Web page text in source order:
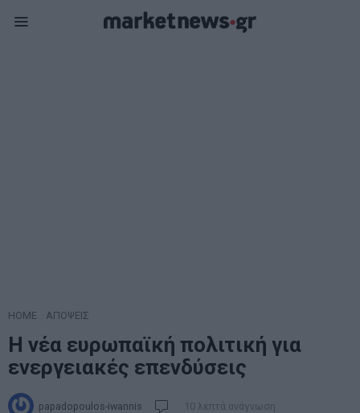
HOME ΑΠΟΨΕΙΣ
Η νέα ευρωπαϊκή πολιτική για
ενεργειακές επενδύσεις
papadopoulos-iwannis
10 λεπτά ανάγνωση